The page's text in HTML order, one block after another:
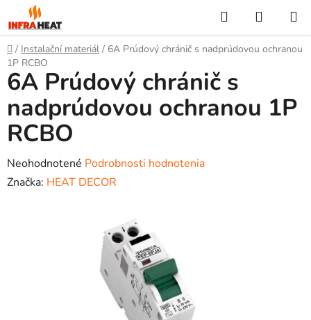
Prejsť
na
obsah
Hľadať
KOŠÍK
Domov
/ Instalační materiál / 6A Prúdový chránič s nadprúdovou ochranou
1P RCBO
6A Prúdový chránič s
nadprúdovou ochranou 1P
RCBO
Priemerné
hodnotenie
Neohodnotené Podrobnosti hodnotenia
Značka: HEAT DECOR